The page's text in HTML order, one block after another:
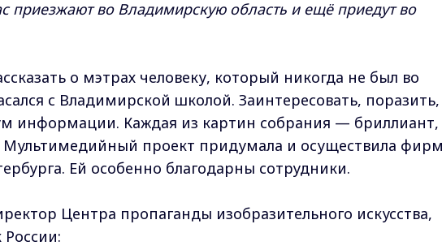
приезжают во Владимирскую область и ещё приедут во
о мэтрах человеку, который никогда не был во
с Владимирской школой. Заинтересовать, поразить,
информации. Каждая из картин собрания — бриллиант,
проект придумала и осуществила
Ей особенно благодарны сотрудники.
Центра пропаганды изобразительного искусства,